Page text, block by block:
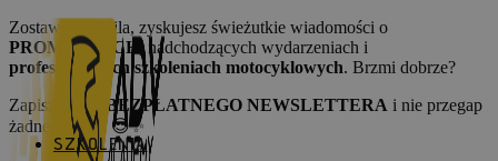
Skip
to
content
SZKOLENIA
Zostawiasz maila, zyskujesz świeżutkie wiadomości o
PROMOCJACH , nadchodzących wydarzeniach i
profesjonalnych szkoleniach motocyklowych. Brzmi dobrze?
Zapisz się do
BEZPŁATNEGO NEWSLETTERA i nie przegap
żadnej okazji! 😎✨